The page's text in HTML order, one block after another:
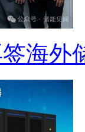
海外